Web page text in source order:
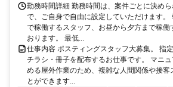
勤務時間詳細 勤務時間は、案件ごとに決め
で、ご自身で自由に設定していただけます。
で稼働するスタッフ、お昼から夕方まで稼働
おります。 最低...
仕事内容 ポスティングスタッフ大募集。 指
チラシ・冊子を配布するお仕事です。 マニ
める屋外作業のため、複雑な人間関係や接客
とができます...